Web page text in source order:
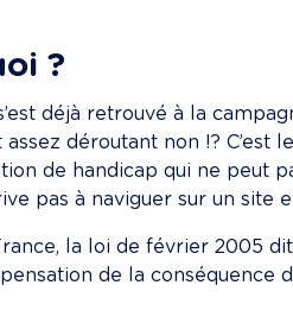
?
déjà retrouvé à la
assez déroutant non !?
de handicap qui ne peut
pas à naviguer sur un site
la loi de février 2005
de la conséquence